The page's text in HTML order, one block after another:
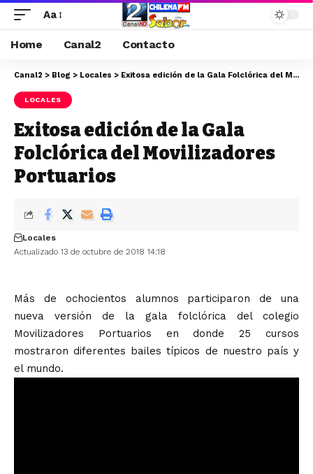
Aa
Home Canal2 Contacto
Canal2 > Blog > Locales > Exitosa edición de la Gala Folclórica del Movilizadores Portuarios
LOCALES
Exitosa edición de la Gala
Folclórica del Movilizadores
Portuarios
Actualizado 13 de octubre de 2018 14:18
Locales
Más de ochocientos alumnos participaron de una
nueva versión de la gala folclórica del colegio
Movilizadores Portuarios en donde 25 cursos
mostraron diferentes bailes típicos de nuestro país y
el mundo.